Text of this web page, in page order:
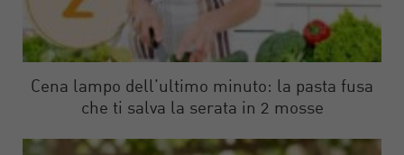
Cena lampo dell’ultimo minuto: la pasta fusa
che ti salva la serata in 2 mosse